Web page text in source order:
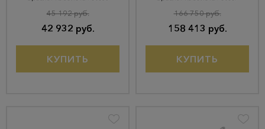
42 932 руб.
45 192 руб.
КУПИТЬ
158 413 руб.
166 750 руб.
КУПИТЬ